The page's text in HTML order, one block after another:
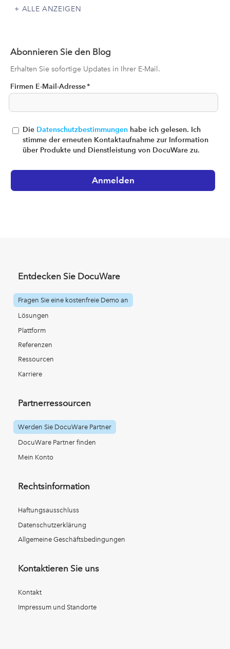
ALLE ANZEIGEN
Abonnieren Sie den Blog
Erhalten Sie sofortige Updates in Ihrer E-Mail.
Firmen E-Mail-Adresse*
Die Datenschutzbestimmungen habe ich gelesen. Ich
stimme der erneuten Kontaktaufnahme zur Information
über Produkte und Dienstleistung von DocuWare zu.
Entdecken Sie DocuWare
Fragen Sie eine kostenfreie Demo an
Lösungen
Plattform
Referenzen
Ressourcen
Karriere
Partnerressourcen
Werden Sie DocuWare Partner
DocuWare Partner finden
Mein Konto
Rechtsinformation
Haftungsausschluss
Datenschutzerklärung
Allgemeine Geschäftsbedingungen
Kontaktieren Sie uns
Kontakt
Impressum und Standorte